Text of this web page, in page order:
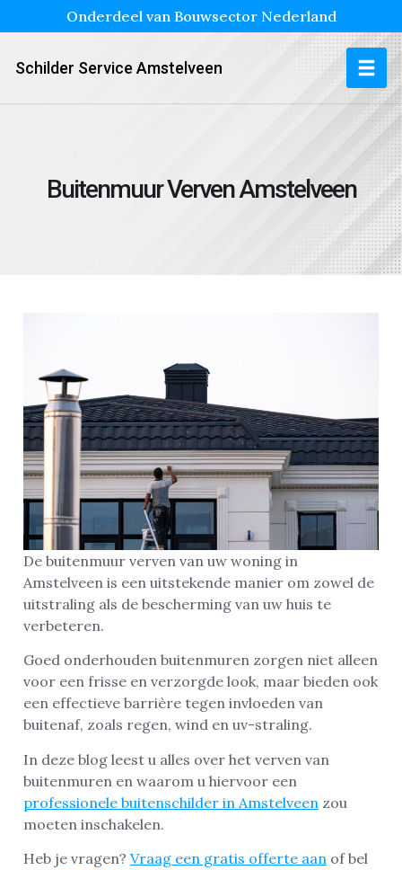
Onderdeel van Bouwsector Nederland
Schilder Service Amstelveen
Buitenmuur Verven Amstelveen
De buitenmuur verven van uw woning in
Amstelveen is een uitstekende manier om zowel de
uitstraling als de bescherming van uw huis te
verbeteren.
Goed onderhouden buitenmuren zorgen niet alleen
voor een frisse en verzorgde look, maar bieden ook
een effectieve barrière tegen invloeden van
buitenaf, zoals regen, wind en uv-straling.
In deze blog leest u alles over het verven van
buitenmuren en waarom u hiervoor een
professionele buitenschilder in Amstelveen zou
moeten inschakelen.
Heb je vragen? Vraag een gratis offerte aan of bel